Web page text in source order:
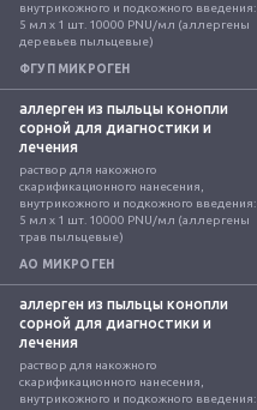
внутрикожного и подкожного введения:
5 мл x 1 шт. 10000 PNU/мл (аллергены
деревьев пыльцевые)
ФГУП МИКРОГЕН
аллерген из пыльцы конопли
сорной для диагностики и
лечения
раствор для накожного
скарификационного нанесения,
внутрикожного и подкожного введения:
5 мл x 1 шт. 10000 PNU/мл (аллергены
трав пыльцевые)
АО МИКРОГЕН
аллерген из пыльцы конопли
сорной для диагностики и
лечения
раствор для накожного
скарификационного нанесения,
внутрикожного и подкожного введения: